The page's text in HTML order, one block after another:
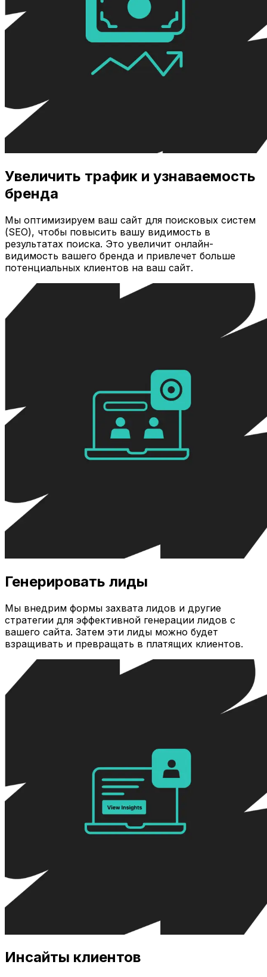
Увеличить трафик и узнаваемость
бренда
Мы оптимизируем ваш сайт для поисковых систем
(SEO), чтобы повысить вашу видимость в
результатах поиска. Это увеличит онлайн-
видимость вашего бренда и привлечет больше
потенциальных клиентов на ваш сайт.
Генерировать лиды
Мы внедрим формы захвата лидов и другие
стратегии для эффективной генерации лидов с
вашего сайта. Затем эти лиды можно будет
взращивать и превращать в платящих клиентов.
Инсайты клиентов